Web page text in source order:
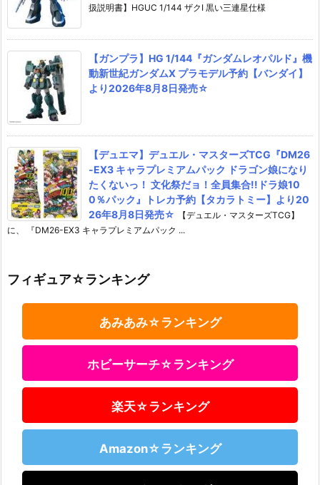
扱説明書】HGUC 1/144 ザクI 黒い三連星仕様
【ガンプラ】HG 1/144『ガンダムレオパルド』機
動新世紀ガンダムX プラモデル予約【バンダイ】
より2026年8月8日発売☆
【デュエマ】デュエル・マスターズTCG『DM26
-EX3 キャラプレミアムパック ドラゴン娘になり
たくないっ！ 文化祭だョ！全員集合!!ドラ娘10
0％パック』トレカ予約【タカラトミー】より20
26年8月8日発売☆
【デュエル・マスターズTCG】
に、 『DM26-EX3 キャラプレミアムパック ...
フィギュア☆ランキング
あみあみ☆ランキング
ホビーサーチ☆ランキング
楽天☆ランキング
Amazon☆ランキング